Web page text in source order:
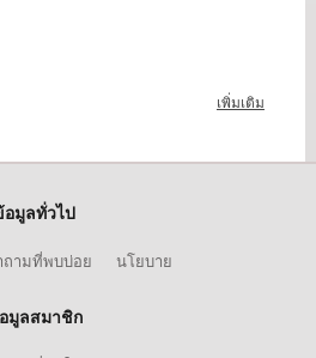
เพิ่มเติม
อมูลทั่วไป
ถามที่พบบ่อย นโยบาย
มูลสมาชิก